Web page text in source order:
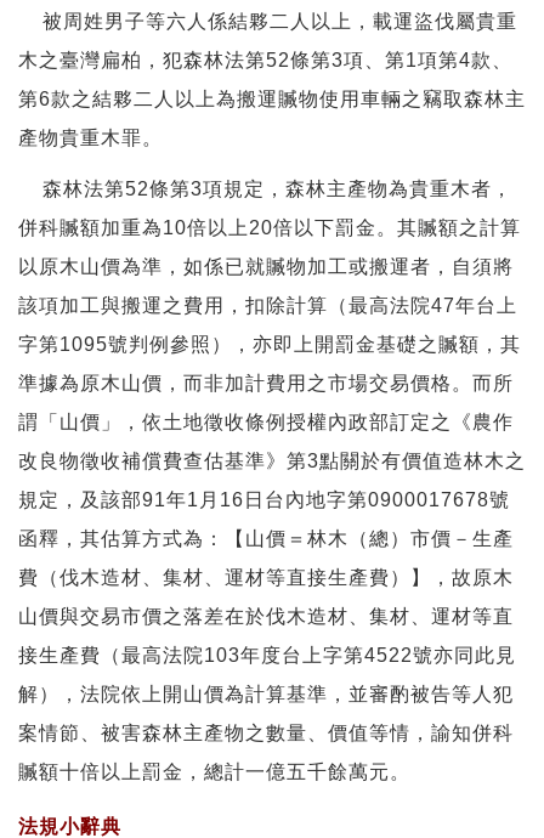
被周姓男子等六人係結夥二人以上，載運盜伐屬貴重
木之臺灣扁柏，犯森林法第52條第3項、第1項第4款、
第6款之結夥二人以上為搬運贓物使用車輛之竊取森林主
產物貴重木罪。
森林法第52條第3項規定，森林主產物為貴重木者，
併科贓額加重為10倍以上20倍以下罰金。其贓額之計算
以原木山價為準，如係已就贓物加工或搬運者，自須將
該項加工與搬運之費用，扣除計算（最高法院47年台上
字第1095號判例參照），亦即上開罰金基礎之贓額，其
準據為原木山價，而非加計費用之市場交易價格。而所
謂「山價」，依土地徵收條例授權內政部訂定之《農作
改良物徵收補償費查估基準》第3點關於有價值造林木之
規定，及該部91年1月16日台內地字第0900017678號
函釋，其估算方式為：【山價＝林木（總）市價－生產
費（伐木造材、集材、運材等直接生產費）】，故原木
山價與交易市價之落差在於伐木造材、集材、運材等直
接生產費（最高法院103年度台上字第4522號亦同此見
解），法院依上開山價為計算基準，並審酌被告等人犯
案情節、被害森林主產物之數量、價值等情，諭知併科
贓額十倍以上罰金，總計一億五千餘萬元。
法規小辭典